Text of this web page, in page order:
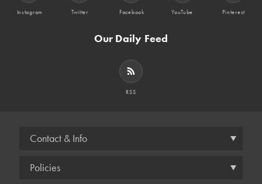
Instagram Twitter Facebook YouTube Pinterest
Our Daily Feed
RSS
Contact & Info
Policies